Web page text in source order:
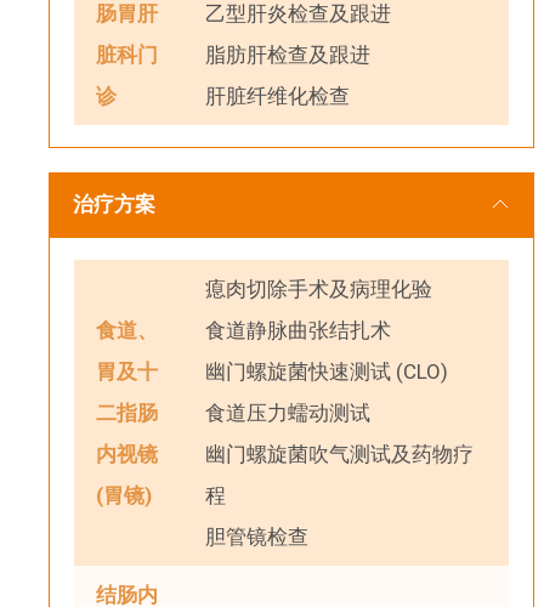
肠胃肝
脏科门
诊
乙型肝炎检查及跟进
脂肪肝检查及跟进
肝脏纤维化检查
治疗方案
食道、
胃及十
二指肠
内视镜
(胃镜)
瘜肉切除手术及病理化验
食道静脉曲张结扎术
幽门螺旋菌快速测试 (CLO)
食道压力蠕动测试
幽门螺旋菌吹气测试及药物疗
程
胆管镜检查
结肠内